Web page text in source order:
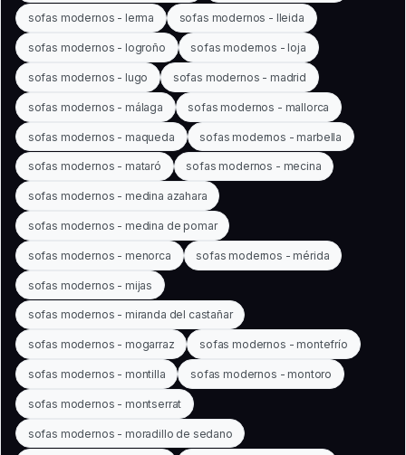
sofas modernos - lerma sofas modernos - lleida
sofas modernos - logroño sofas modernos - loja
sofas modernos - lugo sofas modernos - madrid
sofas modernos - málaga sofas modernos - mallorca
sofas modernos - maqueda sofas modernos - marbella
sofas modernos - mataró sofas modernos - mecina
sofas modernos - medina azahara
sofas modernos - medina de pomar
sofas modernos - menorca sofas modernos - mérida
sofas modernos - mijas
sofas modernos - miranda del castañar
sofas modernos - mogarraz sofas modernos - montefrío
sofas modernos - montilla sofas modernos - montoro
sofas modernos - montserrat
sofas modernos - moradillo de sedano